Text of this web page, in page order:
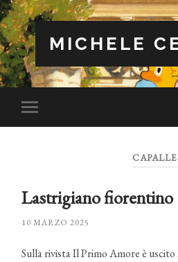
MICHELE
Attiva/disattiva
il
CAPALLE
Lastrigiano fiorentino
10 MARZO 2025
Sulla rivista Il Primo Amore è uscito